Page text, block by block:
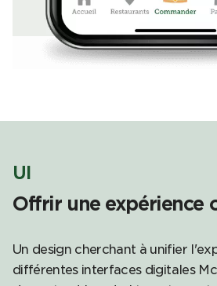
UI
Offrir une expérience
Un design cherchant à unifier
différentes interfaces digitales